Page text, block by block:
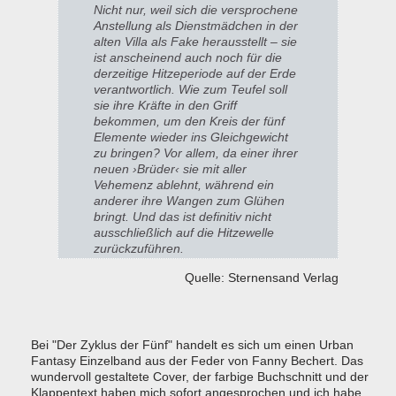
Nicht nur, weil sich die versprochene
Anstellung als Dienstmädchen in der
alten Villa als Fake herausstellt – sie
ist anscheinend auch noch für die
derzeitige Hitzeperiode auf der Erde
verantwortlich. Wie zum Teufel soll
sie ihre Kräfte in den Griff
bekommen, um den Kreis der fünf
Elemente wieder ins Gleichgewicht
zu bringen? Vor allem, da einer ihrer
neuen ›Brüder‹ sie mit aller
Vehemenz ablehnt, während ein
anderer ihre Wangen zum Glühen
bringt. Und das ist definitiv nicht
ausschließlich auf die Hitzewelle
zurückzuführen.
Quelle: Sternensand Verlag
Bei "Der Zyklus der Fünf" handelt es sich um einen Urban
Fantasy Einzelband aus der Feder von Fanny Bechert. Das
wundervoll gestaltete Cover, der farbige Buchschnitt und der
Klappentext haben mich sofort angesprochen und ich habe